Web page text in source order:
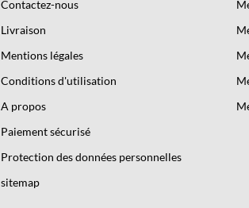
Contactez-nous
Livraison
Mentions légales
Conditions d'utilisation
A propos
Paiement sécurisé
Protection des données personnelles
sitemap